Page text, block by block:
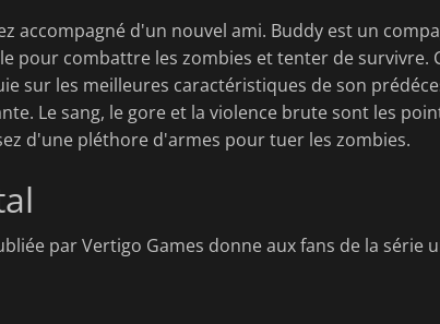
accompagné d'un nouvel ami. Buddy est un
pour combattre les zombies et tenter de survivre.
sur les meilleures caractéristiques de son
Le sang, le gore et la violence brute sont les
d'une pléthore d'armes pour tuer les zombies.
par Vertigo Games donne aux fans de la série